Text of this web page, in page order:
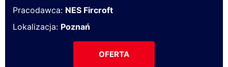
Pracodawca: NES Fircroft
Lokalizacja: Poznań
OFERTA